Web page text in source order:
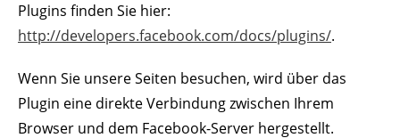
Plugins finden Sie hier:
http://developers.facebook.com/docs/plugins/.
Wenn Sie unsere Seiten besuchen, wird über das
Plugin eine direkte Verbindung zwischen Ihrem
Browser und dem Facebook-Server hergestellt.